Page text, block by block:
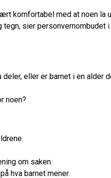
komfortabel med at noen la
sier personvernombudet i
eller er barnet i en alder
noen?
om saken.
hva barnet mener.